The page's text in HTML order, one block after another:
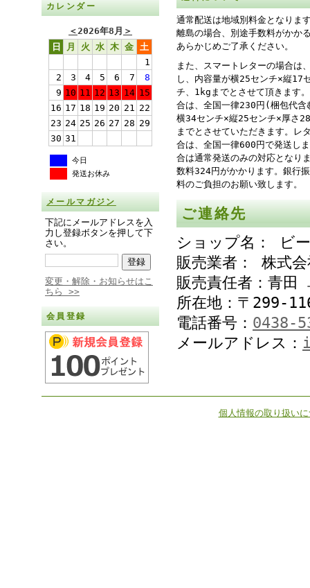
カレンダー
＜2026年8月 ＞
日
月 火 水 木 金 土
1
2
3 4 5 6 7
8
9 10 11 12 13 14 15
16 17 18 19 20 21 22
23 24 25 26 27 28 29
30 31
今日
発送お休み
メールマガジン
下記にメールアドレスを入
力し登録ボタンを押して下
さい。
変更・解除・お知らせはこ
ちら >>
会員登録
通常配送は地域別料金となりま
離島の場合、別途手数料がかか
あらかじめご了承ください。
また、スマートレターの場合は
し、内容量が横25センチ×縦17
チ、1kgまでとさせて頂きます
合は、全国一律230円(梱包代含
横34センチ×縦25センチ×厚さ
までとさせていただきます。レ
合は、全国一律600円で発送し
合は通常発送のみの対応となり
数料324円がかかります。銀行
料のご負担のお願い致します。
ご連絡先
ショップ名： ビ
販売業者： 株式
販売責任者：青田
所在地：〒299-
電話番号： 0438-
メールアドレス：
個人情報の取り扱い